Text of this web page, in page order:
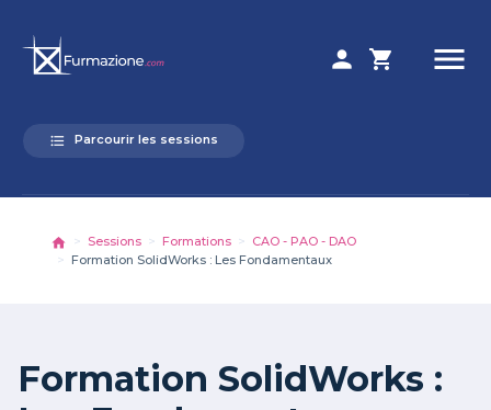
person shopping_cart menu
format_list_bulleted Parcourir les sessions
Sessions Formations
CAO - PAO - DAO
Formation SolidWorks : Les Fondamentaux
Formation SolidWorks :